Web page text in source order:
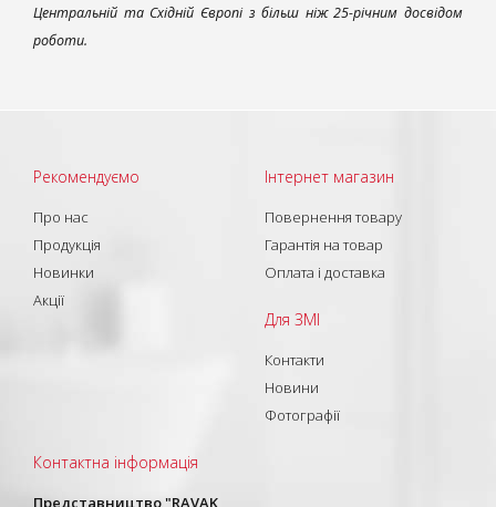
Центральній та Східній Європі з більш ніж 25-річним досвідом
роботи.
Рекомендуємо
Про нас
Продукція
Новинки
Акції
Інтернет магазин
Повернення товару
Гарантія на товар
Оплата і доставка
Для ЗМІ
Контакти
Новини
Фотографії
Контактна інформація
Представництво "RAVAK